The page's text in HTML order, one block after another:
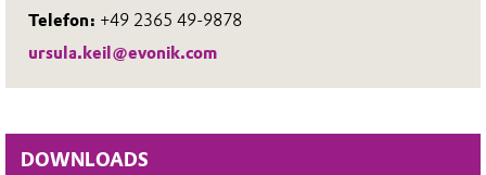
Telefon: +49 2365 49-9878
ursula.keil@evonik.com
DOWNLOADS